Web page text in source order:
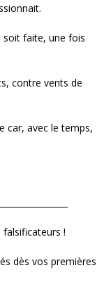
soit faite, une fois
contre vents de
car, avec le temps,
!
dès vos premières